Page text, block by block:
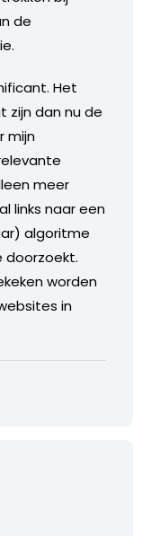
de
Het
zijn dan nu de
mijn
meer
links naar een
algoritme
doorzoekt.
worden
in